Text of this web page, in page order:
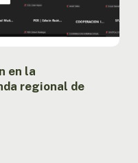
en la
regional de